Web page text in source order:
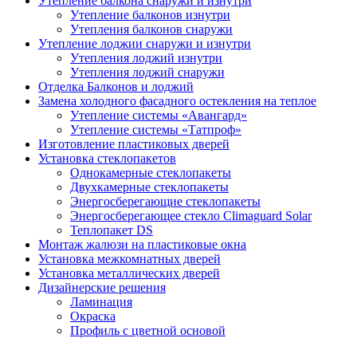
Утепление балконов изнутри
Утепления балконов снаружи
Утепление лоджии снаружи и изнутри
Утепления лоджий изнутри
Утепления лоджий снаружи
Отделка Балконов и лоджий
Замена холодного фасадного остекления на теплое
Утепление системы «Авангард»
Утепление системы «Татпроф»
Изготовление пластиковых дверей
Установка стеклопакетов
Однокамерные стеклопакеты
Двухкамерные стеклопакеты
Энергосберегающие стеклопакеты
Энергосберегающее стекло Climaguard Solar
Теплопакет DS
Монтаж жалюзи на пластиковые окна
Установка межкомнатных дверей
Установка металлических дверей
Дизайнерские решения
Ламинация
Окраска
Профиль с цветной основой